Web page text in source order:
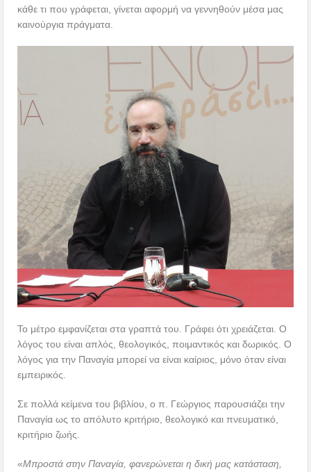
κάθε τι που γράφεται, γίνεται αφορμή να γεννηθούν μέσα μας
καινούργια πράγματα.
Το μέτρο εμφανίζεται στα γραπτά του. Γράφει ότι χρειάζεται. Ο
λόγος του είναι απλός, θεολογικός, ποιμαντικός και δωρικός. Ο
λόγος για την Παναγία μπορεί να είναι καίριος, μόνο όταν είναι
εμπειρικός.
Σε πολλά κείμενα του βιβλίου, ο π. Γεώργιος παρουσιάζει την
Παναγία ως το απόλυτο κριτήριο, θεολογικό και πνευματικό,
κριτήριο ζωής.
«Μπροστά στην Παναγία, φανερώνεται η δική μας κατάσταση,